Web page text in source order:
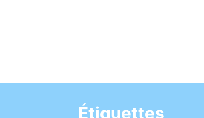
Étiquettes